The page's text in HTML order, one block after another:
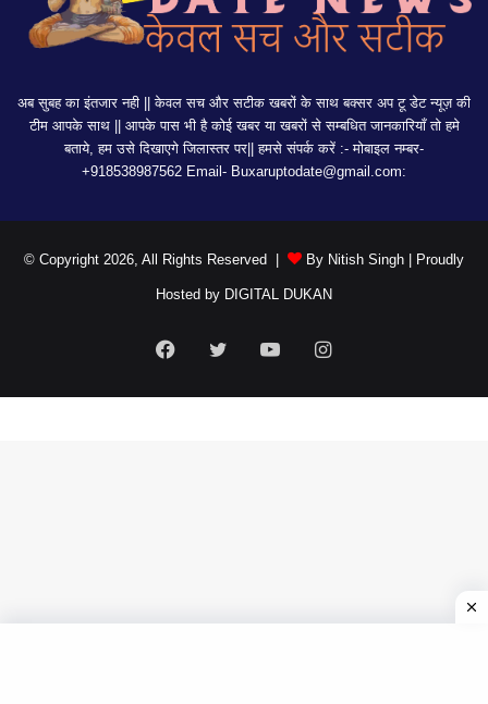
अब सुबह का इंतजार नही || केवल सच और सटीक खबरों के साथ बक्सर अप टू डेट न्यूज़ की
टीम आपके साथ || आपके पास भी है कोई खबर या खबरों से सम्बधित जानकारियाँ तो हमे
बताये, हम उसे दिखाएगे जिलास्तर पर|| हमसे संपर्क करें :- मोबाइल नम्बर-
+918538987562 Email- Buxaruptodate@gmail.com:
© Copyright 2026, All Rights Reserved | By Nitish Singh | Proudly
Hosted by DIGITAL DUKAN
Facebook
Twitter YouTubeInstagram